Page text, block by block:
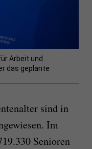
Arbeit und
das geplante
sind in
Im
Senioren